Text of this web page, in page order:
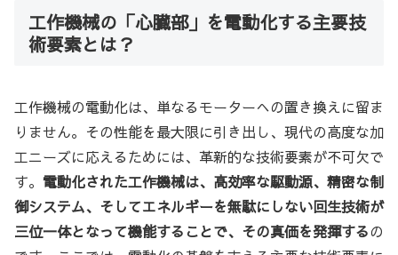
工作機械の「心臓部」を電動化する主要技
術要素とは？
工作機械の電動化は、単なるモーターへの置き換えに留ま
りません。その性能を最大限に引き出し、現代の高度な加
工ニーズに応えるためには、革新的な技術要素が不可欠で
す。 電動化された工作機械は、高効率な駆動源、精密な制
御システム、そしてエネルギーを無駄にしない回生技術が
三位一体となって機能することで、その真価を発揮するの